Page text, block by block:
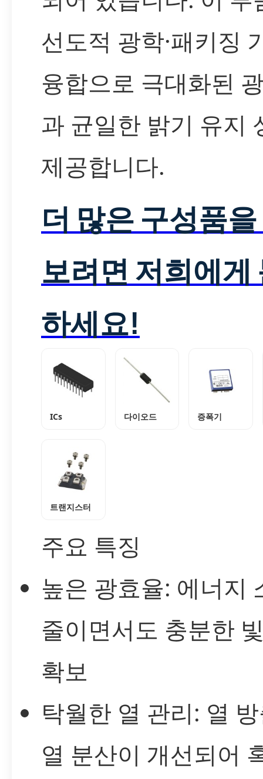
선도적 광학·패키징
융합으로 극대화된
과 균일한 밝기 유지
제공합니다.
더 많은 구성품
보려면 저희에게
하세요!
ICs 다이오드 증폭기
트랜지스터
주요 특징
높은 광효율: 에너지
줄이면서도 충분한
확보
탁월한 열 관리: 열
열 분산이 개선되어